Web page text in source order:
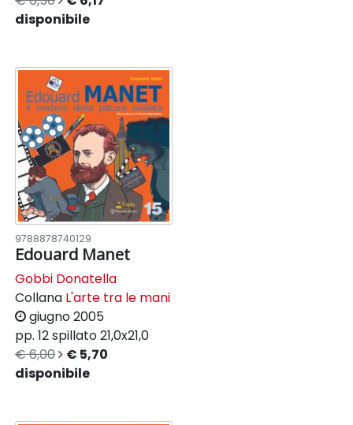
disponibile
9788878740129
Edouard Manet
Gobbi Donatella
Collana L'arte tra le mani
giugno 2005
pp. 12spillato21,0x21,0
€ 6,00
€ 5,70
disponibile